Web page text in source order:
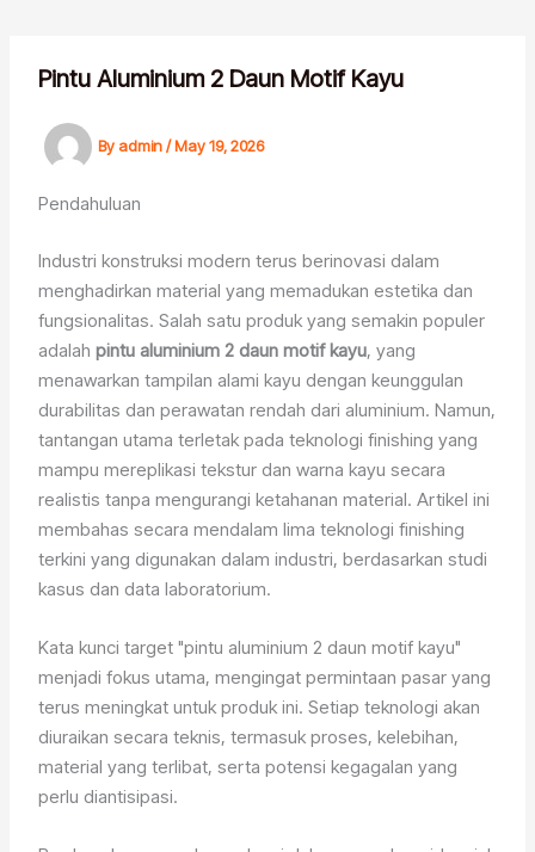
contentPintu Aluminium 2 Daun Motif Kayu
Byadmin/May 19, 2026
Pendahuluan
Industri konstruksi modern terus berinovasi dalam
menghadirkan material yang memadukan estetika dan
fungsionalitas. Salah satu produk yang semakin populer
adalahpintu aluminium 2 daun motif kayu, yang
menawarkan tampilan alami kayu dengan keunggulan
durabilitas dan perawatan rendah dari aluminium. Namun,
tantangan utama terletak pada teknologi finishing yang
mampu mereplikasi tekstur dan warna kayu secara
realistis tanpa mengurangi ketahanan material. Artikel ini
membahas secara mendalam lima teknologi finishing
terkini yang digunakan dalam industri, berdasarkan studi
kasus dan data laboratorium.
Kata kunci target "pintu aluminium 2 daun motif kayu"
menjadi fokus utama, mengingat permintaan pasar yang
terus meningkat untuk produk ini. Setiap teknologi akan
diuraikan secara teknis, termasuk proses, kelebihan,
material yang terlibat, serta potensi kegagalan yang
perlu diantisipasi.